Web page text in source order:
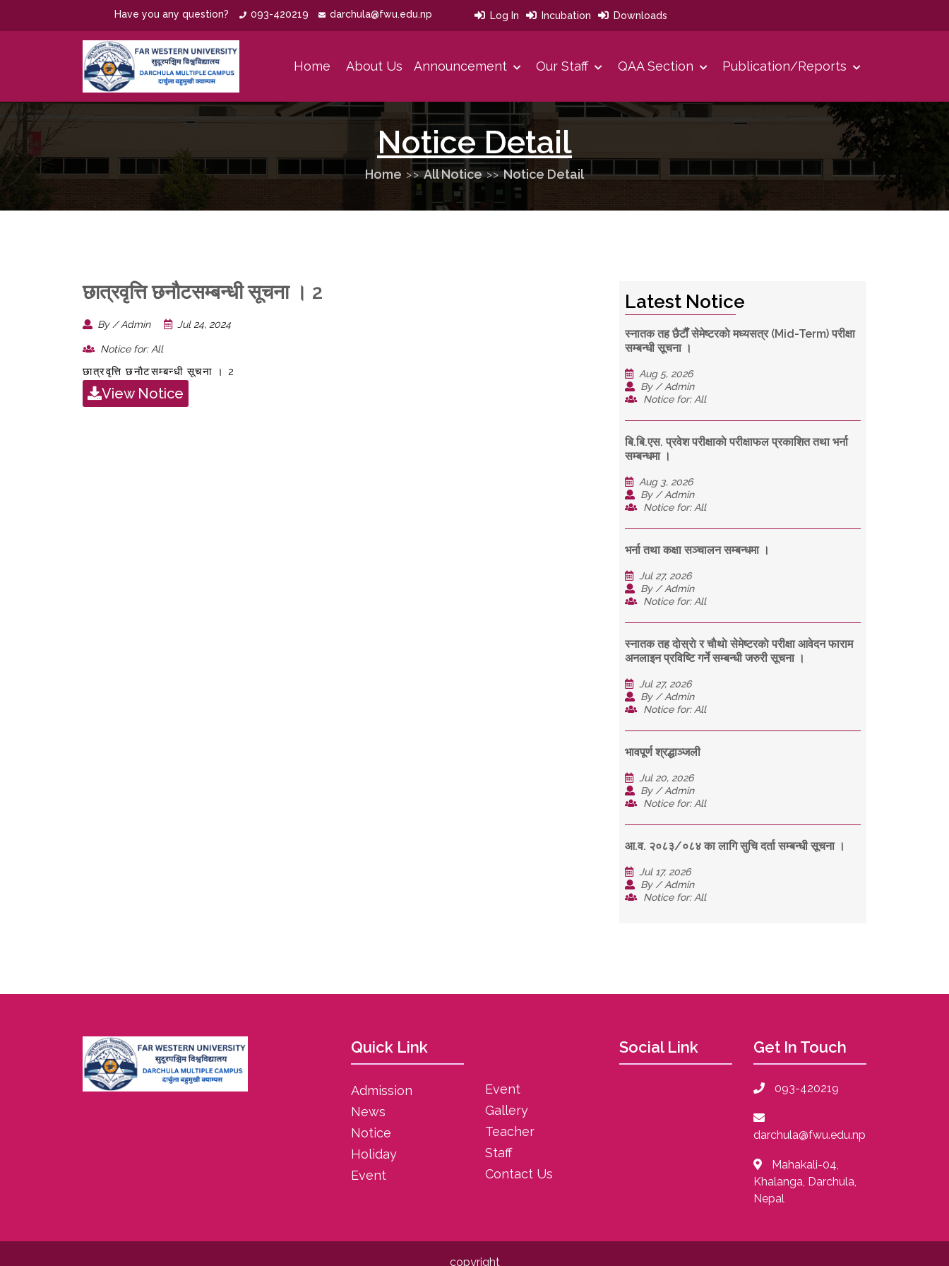
Have you any question? 093-420219 darchula@fwu.edu.np Log In Incubation Downloads
Home About Us Announcement Our Staff QAA Section Publication/Reports
Notice Detail
Home All Notice Notice Detail
छात्रवृत्ति छनाैटसम्बन्धी सूचना । 2
By / Admin Jul 24, 2024
Notice for: All
छात्रवृत्ति छनाैटसम्बन्धी सूचना । 2
View Notice
Latest Notice
स्नातक तह छैटाैँ सेमेष्टरकाे मध्यसत्र (Mid-Term) परीक्षा
सम्बन्धी सूचना ।
Aug 5, 2026
By / Admin
Notice for: All
बि.बि.एस. प्रवेश परीक्षाकाे परीक्षाफल प्रकाशित तथा भर्ना
सम्बन्धमा ।
Aug 3, 2026
By / Admin
Notice for: All
भर्ना तथा कक्षा सञ्चालन सम्बन्धमा ।
Jul 27, 2026
By / Admin
Notice for: All
स्नातक तह दाेस्राे र चाैथाे सेमेष्टरकाे परीक्षा आवेदन फाराम
अनलाइन प्रविष्टि गर्ने सम्बन्धी जरुरी सूचना ।
Jul 27, 2026
By / Admin
Notice for: All
भावपूर्ण श्रद्धाञ्जली
Jul 20, 2026
By / Admin
Notice for: All
आ.व. २०८३/०८४ का लागि सुचि दर्ता सम्बन्धी सूचना ।
Jul 17, 2026
By / Admin
Notice for: All
Quick Link
Admission
News
Notice
Holiday
Event
Event
Gallery
Teacher
Staff
Contact Us
Social Link Get In Touch
093-420219
darchula@fwu.edu.np
Mahakali-04,
Khalanga, Darchula,
Nepal
copyright